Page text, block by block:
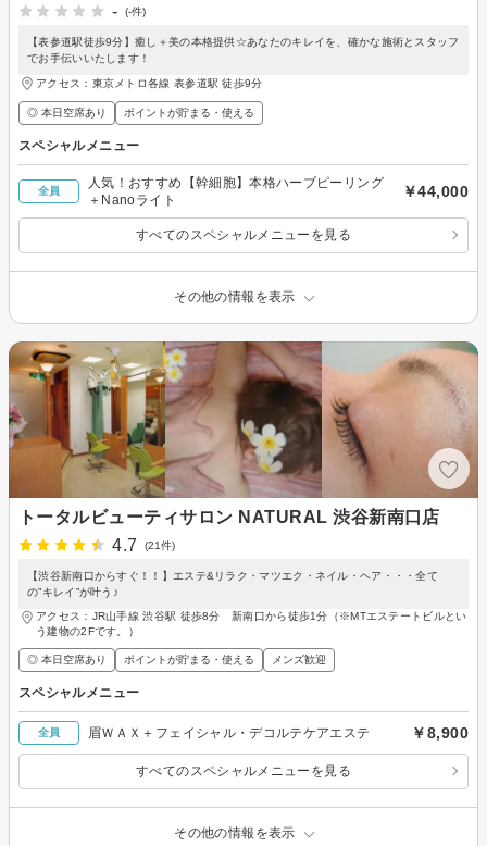
-
(-件)
【表参道駅徒歩9分】癒し＋美の本格提供☆あなたのキレイを、確かな施術とスタッフ
でお手伝いいたします！
アクセス：東京メトロ各線 表参道駅 徒歩9分
◎ 本日空席あり ポイントが貯まる・使える
スペシャルメニュー
全員
人気！おすすめ【幹細胞】本格ハーブピーリング
＋Nanoライト
￥44,000
すべてのスペシャルメニューを見る
その他の情報を表示
トータルビューティサロン NATURAL 渋谷新南口店
4.7
(21件)
【渋谷新南口からすぐ！！】エステ&リラク・マツエク・ネイル・ヘア・・・全て
の”キレイ”が叶う♪
アクセス：JR山手線 渋谷駅 徒歩8分 新南口から徒歩1分（※MTエステートビルとい
う建物の2Fです。）
◎ 本日空席あり ポイントが貯まる・使える メンズ歓迎
スペシャルメニュー
全員 眉ＷＡＸ＋フェイシャル・デコルテケアエステ ￥8,900
すべてのスペシャルメニューを見る
その他の情報を表示